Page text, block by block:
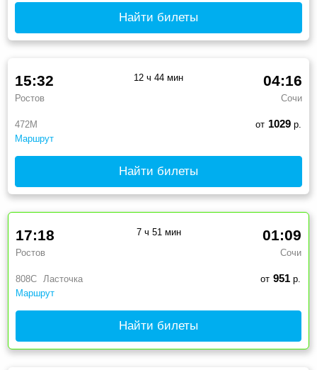
Найти билеты
472М
Маршрут
15:32
Ростов
04:16
Сочи
12 ч 44 мин
от 1029р.
Найти билеты
808С
Ласточка
Маршрут
17:18
Ростов
01:09
Сочи
7 ч 51 мин
от 951р.
Найти билеты